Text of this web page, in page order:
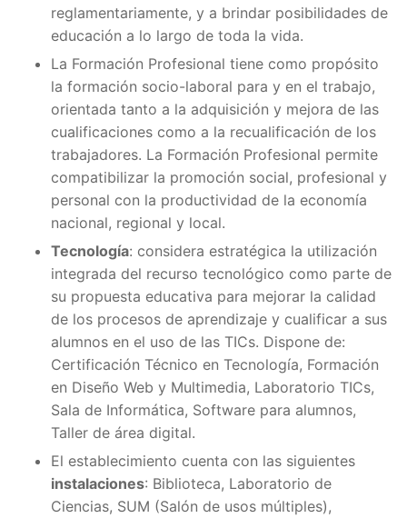
reglamentariamente, y a brindar posibilidades de
educación a lo largo de toda la vida.
La Formación Profesional tiene como propósito
la formación socio-laboral para y en el trabajo,
orientada tanto a la adquisición y mejora de las
cualificaciones como a la recualificación de los
trabajadores. La Formación Profesional permite
compatibilizar la promoción social, profesional y
personal con la productividad de la economía
nacional, regional y local.
Tecnología: considera estratégica la utilización
integrada del recurso tecnológico como parte de
su propuesta educativa para mejorar la calidad
de los procesos de aprendizaje y cualificar a sus
alumnos en el uso de las TICs. Dispone de:
Certificación Técnico en Tecnología, Formación
en Diseño Web y Multimedia, Laboratorio TICs,
Sala de Informática, Software para alumnos,
Taller de área digital.
El establecimiento cuenta con las siguientes
instalaciones: Biblioteca, Laboratorio de
Ciencias, SUM (Salón de usos múltiples),